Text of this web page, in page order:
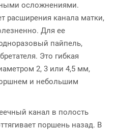
осложнениями.
расширения канала матки,
Для ее
пайпель,
Это гибкая
2, 3 или 4,5 мм,
и небольшим
канал в полость
поршень назад. В